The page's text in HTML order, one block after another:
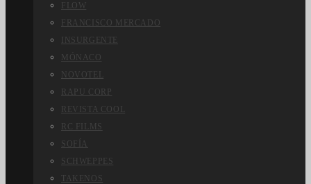
FLOW
FRANCISCO MERCADO
INSURGENTE
MÓNACO
NOVOTEL
RAPU CORP
REVISTA COOL
RC FILMS
SOFÍA
SCHWEPPES
TAKENOS